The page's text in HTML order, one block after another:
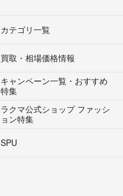
カテゴリ一覧
買取・相場価格情報
キャンペーン一覧・おすすめ
特集
ラクマ公式ショップ ファッシ
ョン特集
SPU